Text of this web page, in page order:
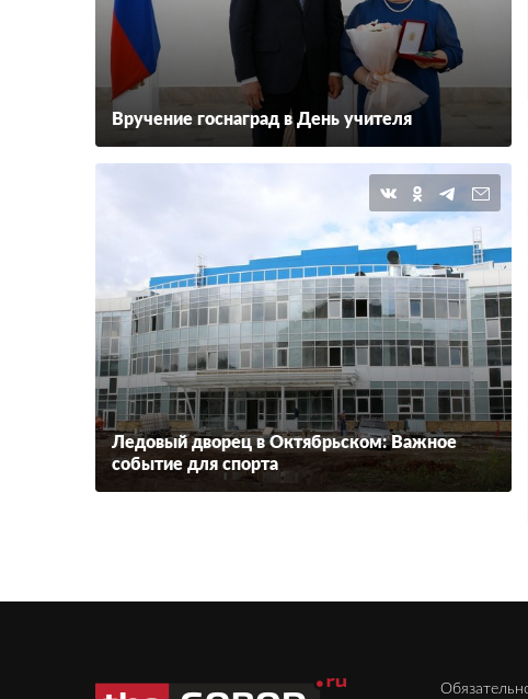
Вручение госнаград в День учителя
Ледовый дворец в Октябрьском: Важное
событие для спорта